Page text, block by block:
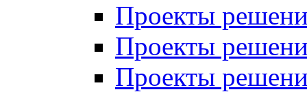
Проекты
Проекты
Проекты